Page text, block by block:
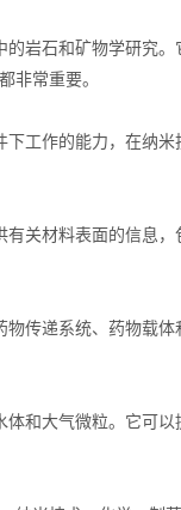
石和矿物学研究。
非常重要。
作的能力，在纳米
材料表面的信息，
递系统、药物载体
大气微粒。它可以